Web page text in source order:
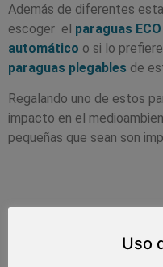
Además de diferentes
escoger el paraguas
automático o si lo
paraguas plegables de
Regalando uno de estos
impacto en el
pequeñas que sean son
Uso